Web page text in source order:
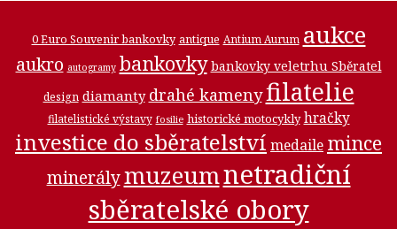
0 Euro Souvenir bankovky antique Antium Aurum aukce
aukro autogramy bankovky bankovky veletrhu Sběratel
design diamanty drahé kamenyfilatelie
filatelistické výstavy fosilie historické motocykly hračky
investice do sběratelství medaile mince
minerálymuzeumnetradiční
sběratelské obory